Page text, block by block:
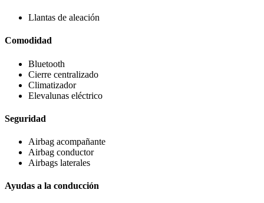
Llantas de aleación
Comodidad
Bluetooth
Cierre centralizado
Climatizador
Elevalunas eléctrico
Seguridad
Airbag acompañante
Airbag conductor
Airbags laterales
Ayudas a la conducción